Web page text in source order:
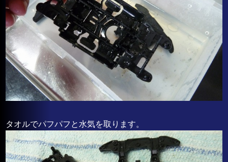
タオルでパフパフと水気を取ります。